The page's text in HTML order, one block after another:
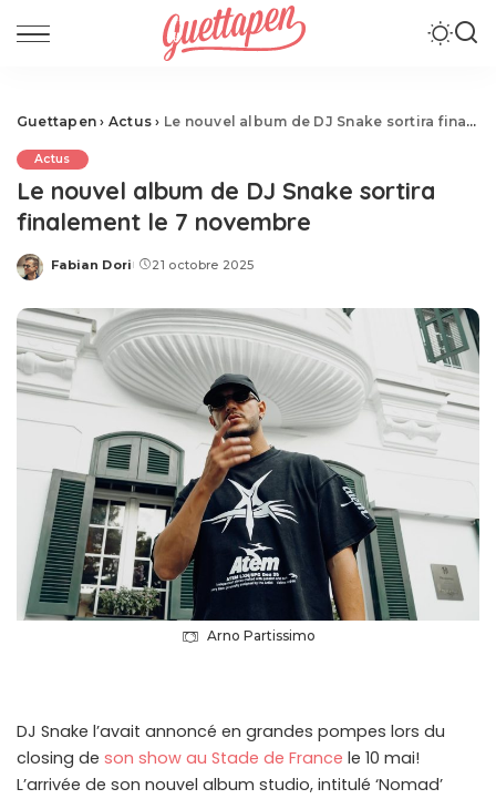
Guettapen › Actus › Le nouvel album de DJ Snake sortira finalement le 7 novembre
Actus
Le nouvel album de DJ Snake sortira
finalement le 7 novembre
Posted
Fabian Dori 21 octobre 2025
Arno Partissimo
DJ Snake l’avait annoncé en grandes pompes lors du
closing de son show au Stade de France le 10 mai!
L’arrivée de son nouvel album studio, intitulé ‘Nomad’